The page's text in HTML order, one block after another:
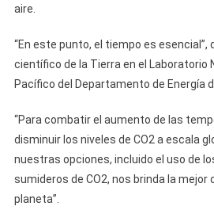
aire.
“En este punto, el tiempo es esencial”,
científico de la Tierra en el Laboratorio
Pacífico del Departamento de Energía
“Para combatir el aumento de las
disminuir los niveles de CO2 a escala
nuestras opciones, incluido el uso de
sumideros de CO2, nos brinda la mejor
planeta”.